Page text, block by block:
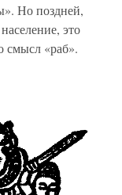
Но поздней,
это
смысл «раб».